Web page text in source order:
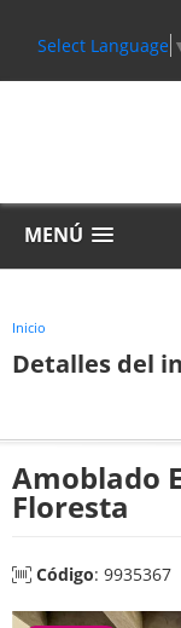
Select Language
MENÚ
Inicio
Detalles del
Amoblado
Floresta
Código: 9935367